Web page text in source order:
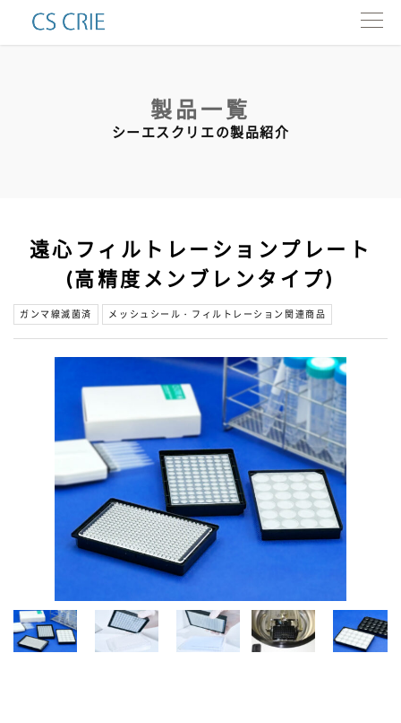
お問い合わせ
ENG.
製品一覧
シーエスクリエの製品紹介
遠心フィルトレーションプレート
(高精度メンブレンタイプ)
ガンマ線滅菌済 メッシュシール・フィルトレーション関連商品